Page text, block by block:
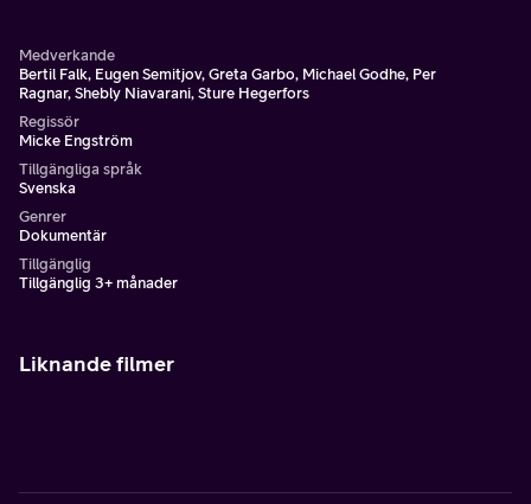
Medverkande
Bertil Falk, Eugen Semitjov, Greta Garbo, Michael Godhe, Per
Ragnar, Shebly Niavarani, Sture Hegerfors
Regissör
Micke Engström
Tillgängliga språk
Svenska
Genrer
Dokumentär
Tillgänglig
Tillgänglig 3+ månader
Liknande filmer